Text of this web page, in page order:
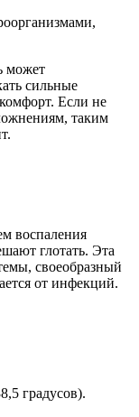
может
сильные
Если не
таким
воспаления
глотать. Эта
своеобразный
от инфекций.
градусов).